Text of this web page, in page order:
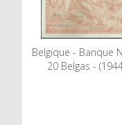
Belgique - Banque
20 Belgas -